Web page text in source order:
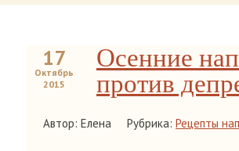
17
Октябрь
2015
Осенние
против
Автор: Елена Рубрика: Рецепты